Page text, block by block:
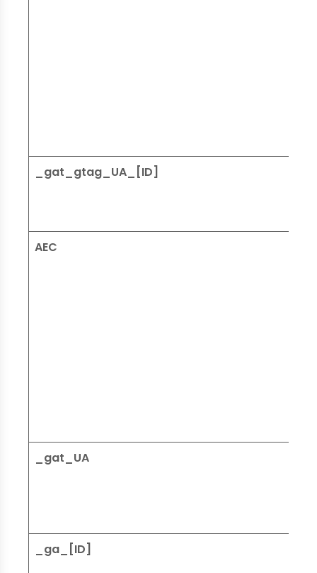
_gat_gtag_UA_[ID]
AEC
_gat_UA
_ga_[ID]